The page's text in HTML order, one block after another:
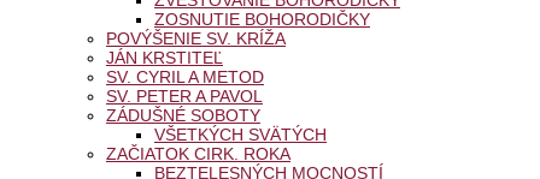
ZOSNUTIE BOHORODIČKY
POVÝŠENIE SV. KRÍŽA
JÁN KRSTITEĽ
SV. CYRIL A METOD
SV. PETER A PAVOL
ZÁDUŠNÉ SOBOTY
VŠETKÝCH SVÄTÝCH
ZAČIATOK CIRK. ROKA
BEZTELESNÝCH MOCNOSTÍ